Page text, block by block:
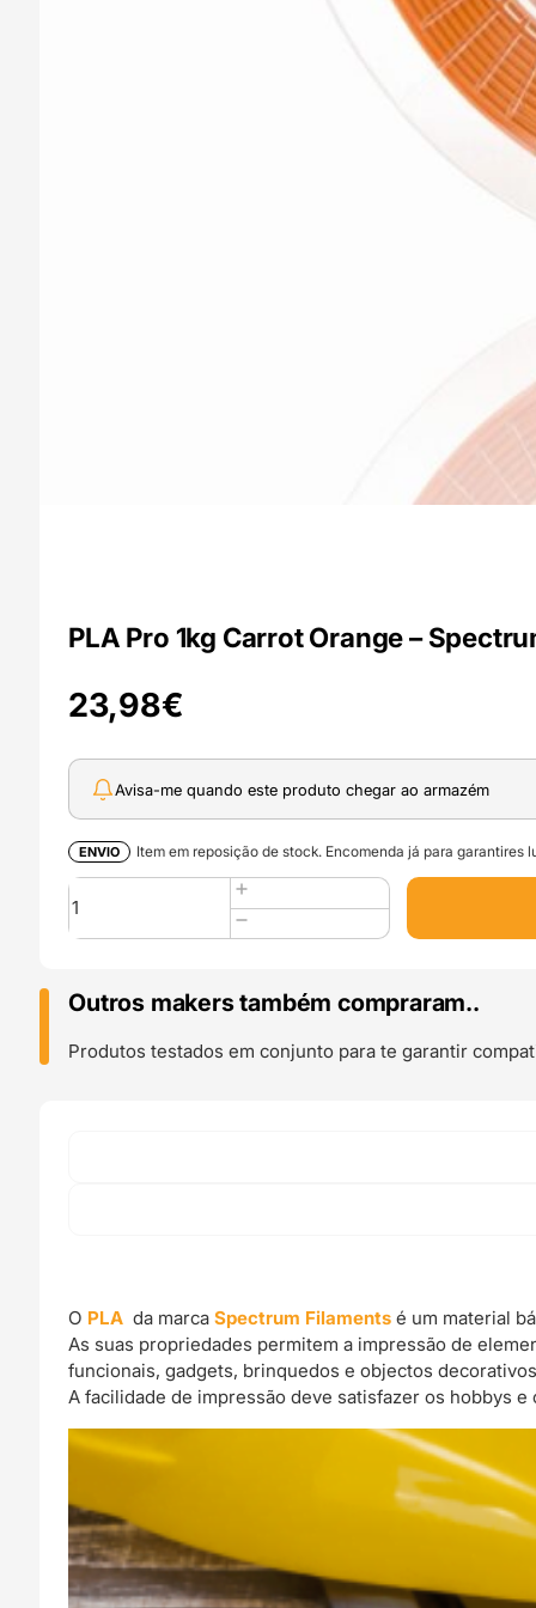
PLA Pro 1kg Carrot Orange –
23,98€
Avisa-me quando este produto chegar ao armazém
ENVIO Item em reposição de stock. Encomenda já para garantires
Quantidade
de
PLA
1kg
Orange
Outros makers também compraram..
Produtos testados em conjunto para te garantir
O PLA da marcaSpectrum Filamentsé um material
As suas propriedades permitem a impressão de
funcionais, gadgets, brinquedos e objectos
A facilidade de impressão deve satisfazer os hobbys